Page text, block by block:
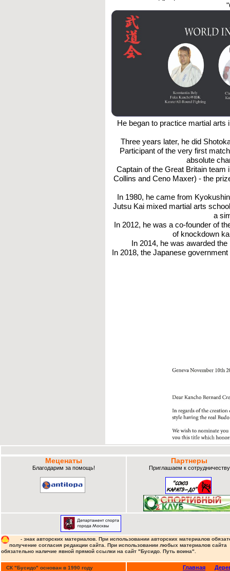
He began to practice martial
Three years later, he did
Participant of the very first
absolute
Captain of the Great Britain
Collins and Ceno Maxer) - the
In 1980, he came from
Jutsu Kai mixed martial arts
a
In 2012, he was a co-founder of
of knockdown
In 2014, he was awarded
In 2018, the Japanese
Меценаты
Благодарим за помощь!
Партнеры
Приглашаем к
- знак авторских материалов. При использовании авторских материалов
получение согласия редакции сайта. При использовании любых материалов сайта
обязательно наличие явной прямой ссылки на сайт "Бусидо. Путь воина".
СК "Бусидо" основан в 1990 году Главная